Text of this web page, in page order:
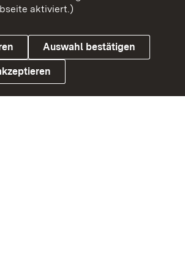
Cookies
aktiviert.)
Auswahl bestätigen